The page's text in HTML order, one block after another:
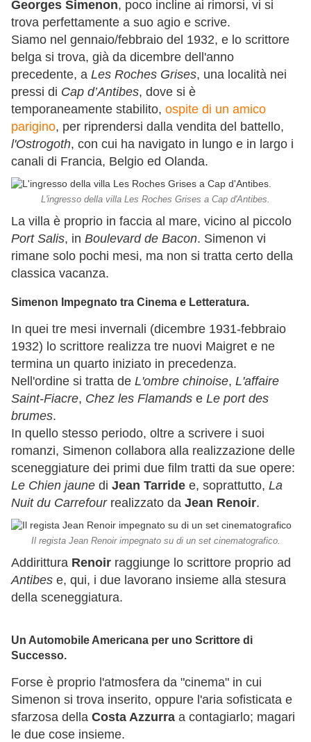
Georges Simenon, poco incline ai rimorsi, vi si
trova perfettamente a suo agio e scrive.
Siamo nel gennaio/febbraio del 1932, e lo scrittore
belga si trova, già da dicembre dell'anno
precedente, a Les Roches Grises, una località nei
pressi di Cap d’Antibes, dove si è
temporaneamente stabilito, ospite di un amico
parigino, per riprendersi dalla vendita del battello,
l'Ostrogoth, con cui ha navigato in lungo e in largo i
canali di Francia, Belgio ed Olanda.
L'ingresso della villa Les Roches Grises a Cap d'Antibes.
La villa è proprio in faccia al mare, vicino al piccolo
Port Salis, in Boulevard de Bacon. Simenon vi
rimane solo pochi mesi, ma non si tratta certo della
classica vacanza.
Simenon Impegnato tra Cinema e Letteratura.
In quei tre mesi invernali (dicembre 1931-febbraio
1932) lo scrittore realizza tre nuovi Maigret e ne
termina un quarto iniziato in precedenza.
Nell'ordine si tratta de L'ombre chinoise, L'affaire
Saint-Fiacre, Chez les Flamands e Le port des
brumes.
In quello stesso periodo, oltre a scrivere i suoi
romanzi, Simenon collabora alla realizzazione delle
sceneggiature dei primi due film tratti da sue opere:
Le Chien jaune di Jean Tarride e, soprattutto, La
Nuit du Carrefourrealizzato da Jean Renoir.
Il regista Jean Renoir impegnato su di un set cinematografico.
Addirittura Renoir raggiunge lo scrittore proprio ad
Antibes e, qui, i due lavorano insieme alla stesura
della sceneggiatura.
Un Automobile Americana per uno Scrittore di
Successo.
Forse è proprio l'atmosfera da "cinema" in cui
Simenon si trova inserito, oppure l'aria sofisticata e
sfarzosa della Costa Azzurra a contagiarlo; magari
le due cose insieme.